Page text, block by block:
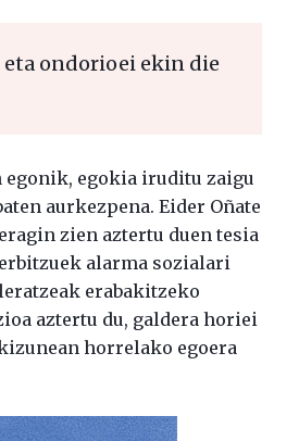
eta ondorioei ekin die
egonik, egokia iruditu zaigu
aurkezpena. Eider Oñate
zien aztertu duen tesia
alarma sozialari
erabakitzeko
aztertu du, galdera horiei
horrelako egoera